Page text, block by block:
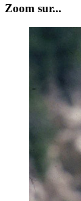
Zoom sur...